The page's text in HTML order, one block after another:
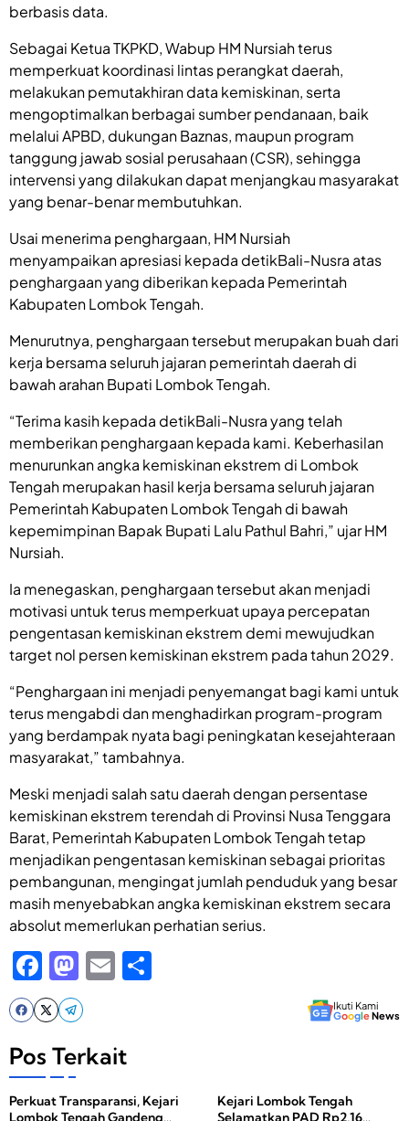
berbasis data.
Sebagai Ketua TKPKD, Wabup HM Nursiah terus
memperkuat koordinasi lintas perangkat daerah,
melakukan pemutakhiran data kemiskinan, serta
mengoptimalkan berbagai sumber pendanaan, baik
melalui APBD, dukungan Baznas, maupun program
tanggung jawab sosial perusahaan (CSR), sehingga
intervensi yang dilakukan dapat menjangkau masyarakat
yang benar-benar membutuhkan.
Usai menerima penghargaan, HM Nursiah
menyampaikan apresiasi kepada detikBali-Nusra atas
penghargaan yang diberikan kepada Pemerintah
Kabupaten Lombok Tengah.
Menurutnya, penghargaan tersebut merupakan buah dari
kerja bersama seluruh jajaran pemerintah daerah di
bawah arahan Bupati Lombok Tengah.
“Terima kasih kepada detikBali-Nusra yang telah
memberikan penghargaan kepada kami. Keberhasilan
menurunkan angka kemiskinan ekstrem di Lombok
Tengah merupakan hasil kerja bersama seluruh jajaran
Pemerintah Kabupaten Lombok Tengah di bawah
kepemimpinan Bapak Bupati Lalu Pathul Bahri,” ujar HM
Nursiah.
Ia menegaskan, penghargaan tersebut akan menjadi
motivasi untuk terus memperkuat upaya percepatan
pengentasan kemiskinan ekstrem demi mewujudkan
target nol persen kemiskinan ekstrem pada tahun 2029.
“Penghargaan ini menjadi penyemangat bagi kami untuk
terus mengabdi dan menghadirkan program-program
yang berdampak nyata bagi peningkatan kesejahteraan
masyarakat,” tambahnya.
Meski menjadi salah satu daerah dengan persentase
kemiskinan ekstrem terendah di Provinsi Nusa Tenggara
Barat, Pemerintah Kabupaten Lombok Tengah tetap
menjadikan pengentasan kemiskinan sebagai prioritas
pembangunan, mengingat jumlah penduduk yang besar
masih menyebabkan angka kemiskinan ekstrem secara
absolut memerlukan perhatian serius.
F
a
c
e
b
o
M
a
st
o
o
E
Ikuti Kami
GoogleNews
Pos Terkait
Perkuat Transparansi, Kejari
Lombok Tengah Gandeng
Kejari Lombok Tengah
Selamatkan PAD Rp2,16